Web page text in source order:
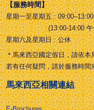
【服務時間】
星期一至星期五 :
(13:00-14:00 午
星期六及星期日 : 公休
＊馬來西亞國定假日，請依本
若有任何疑問，請於服務時間
馬來西亞相關連結